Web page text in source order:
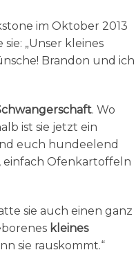
im Oktober 2013
„Unser kleines
Brandon und ich
. Wo
ist sie jetzt ein
euch hundeelend
einfach Ofenkartoffeln
sie auch einen ganz
kleines
sie rauskommt.“